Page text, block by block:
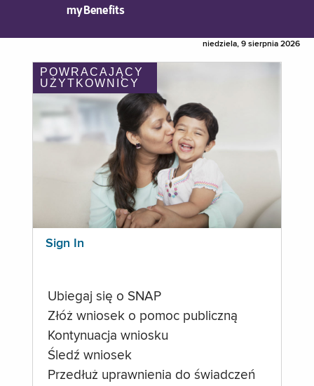
myBenefits
niedziela, 9 sierpnia 2026
POWRACAJĄCY
UŻYTKOWNICY
Sign In
Ubiegaj się o SNAP
Złóż wniosek o pomoc publiczną
Kontynuacja wniosku
Śledź wniosek
Przedłuż uprawnienia do świadczeń